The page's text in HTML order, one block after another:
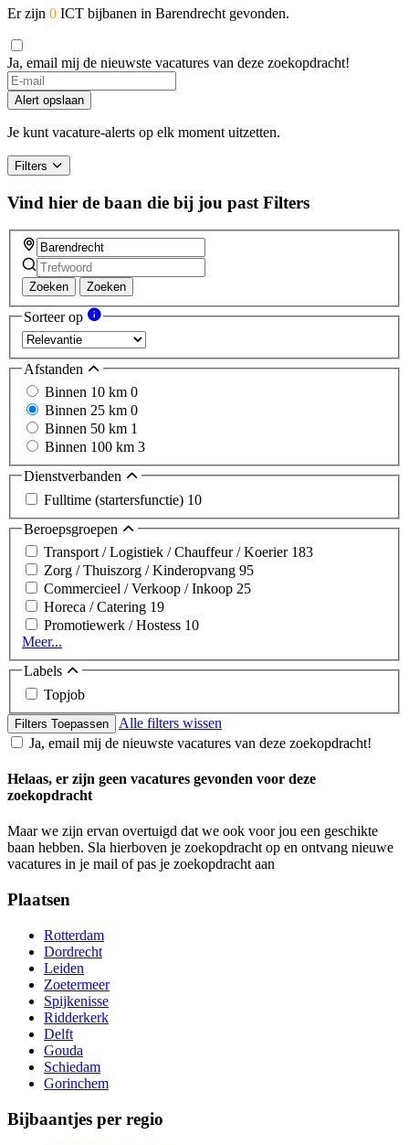
Er zijn 0 ICT bijbanen in Barendrecht gevonden.
Ja, email mij de nieuwste vacatures van deze zoekopdracht!
If
you
are
a
ignore
this
field
Alert opslaan
Je kunt vacature-alerts op elk moment uitzetten.
Filters
Vind hier de baan die bij jou past Filters
Zoeken Zoeken
Sorteer op
Afstanden
Binnen 10 km 0
Binnen 25 km 0
Binnen 50 km 1
Binnen 100 km 3
Dienstverbanden
Fulltime (startersfunctie) 10
Beroepsgroepen
Transport / Logistiek / Chauffeur / Koerier 183
Zorg / Thuiszorg / Kinderopvang 95
Commercieel / Verkoop / Inkoop 25
Horeca / Catering 19
Promotiewerk / Hostess 10
Meer...
Labels
Topjob
Filters Toepassen
Alle filters wissen
Ja, email mij de nieuwste vacatures van deze zoekopdracht!
Helaas, er zijn geen vacatures gevonden voor deze
zoekopdracht
Maar we zijn ervan overtuigd dat we ook voor jou een geschikte
baan hebben. Sla hierboven je zoekopdracht op en ontvang nieuwe
vacatures in je mail of pas je zoekopdracht aan
Plaatsen
Rotterdam
Dordrecht
Leiden
Zoetermeer
Spijkenisse
Ridderkerk
Delft
Gouda
Schiedam
Gorinchem
Bijbaantjes per regio